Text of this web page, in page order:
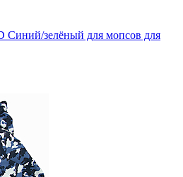
Синий/зелёный для мопсов для